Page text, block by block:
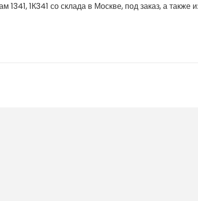
1К341 со склада в Москве, под заказ, а также